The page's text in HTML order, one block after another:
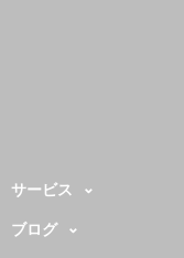
サービス
ブログ